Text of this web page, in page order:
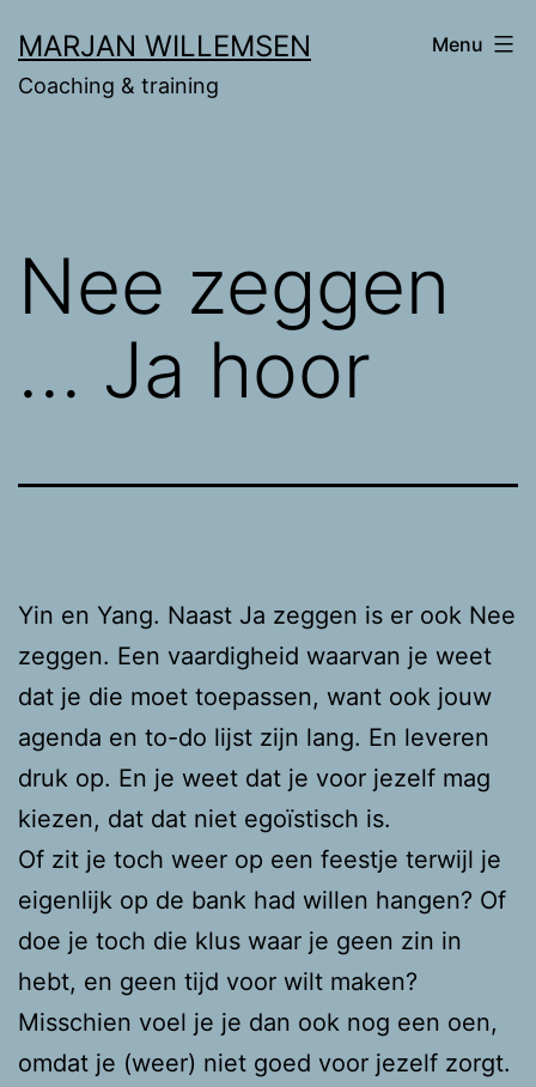
naar
de
MARJAN WILLEMSEN
Coaching & training
Menu
Nee zeggen
… Ja hoor
Yin en Yang. Naast Ja zeggen is er ook Nee
zeggen. Een vaardigheid waarvan je weet
dat je die moet toepassen, want ook jouw
agenda en to-do lijst zijn lang. En leveren
druk op. En je weet dat je voor jezelf mag
kiezen, dat dat niet egoïstisch is.
Of zit je toch weer op een feestje terwijl je
eigenlijk op de bank had willen hangen? Of
doe je toch die klus waar je geen zin in
hebt, en geen tijd voor wilt maken?
Misschien voel je je dan ook nog een oen,
omdat je (weer) niet goed voor jezelf zorgt.